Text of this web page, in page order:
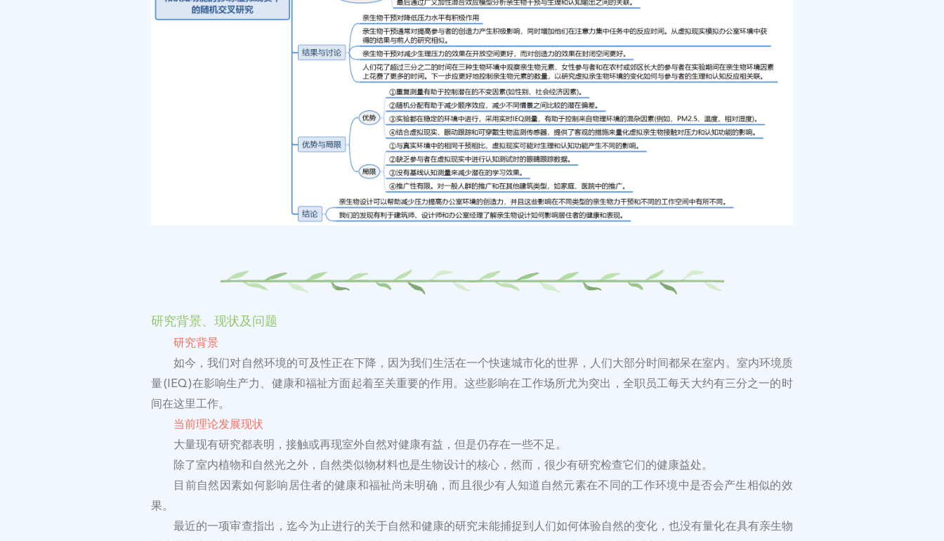
研究背景、现状及问题
研究背景
如今，我们对自然环境的可及性正在下降，因为我们生活在一个快速城市化的世界，人们大部分时间都呆在室内。室内环境质
量(IEQ)在影响生产力、健康和福祉方面起着至关重要的作用。这些影响在工作场所尤为突出，全职员工每天大约有三分之一的时
间在这里工作。
当前理论发展现状
大量现有研究都表明，接触或再现室外自然对健康有益，但是仍存在一些不足。
除了室内植物和自然光之外，自然类似物材料也是生物设计的核心，然而，很少有研究检查它们的健康益处。
目前自然因素如何影响居住者的健康和福祉尚未明确，而且很少有人知道自然元素在不同的工作环境中是否会产生相似的效
果。
最近的一项审查指出，迄今为止进行的关于自然和健康的研究未能捕捉到人们如何体验自然的变化，也没有量化在具有亲生物